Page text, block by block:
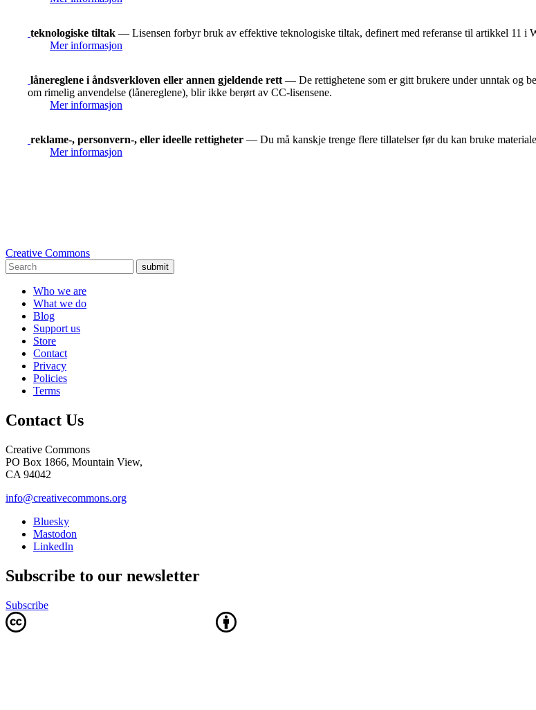
teknologiske tiltak — Lisensen forbyr bruk av effektive teknologiske tiltak, definert med referanse til artikkel 11 i
Mer informasjon
lånereglene i åndsverkloven eller annen gjeldende rett — De rettighetene som er gitt brukere under unntak og
om rimelig anvendelse (lånereglene), blir ikke berørt av CC-lisensene.
Mer informasjon
reklame-, personvern-, eller ideelle rettigheter — Du må kanskje trenge flere tillatelser før du kan bruke
Mer informasjon
Creative Commons
submit
Who we are
What we do
Blog
Support us
Store
Contact
Privacy
Policies
Terms
Contact Us
Creative Commons
PO Box 1866, Mountain View,
CA 94042
info@creativecommons.org
Bluesky
Mastodon
LinkedIn
Subscribe to our newsletter
Subscribe